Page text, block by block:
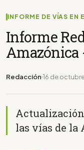
INFORME DE VÍAS EN
Informe
Amazónica
Redacción 16 de
las vías de la